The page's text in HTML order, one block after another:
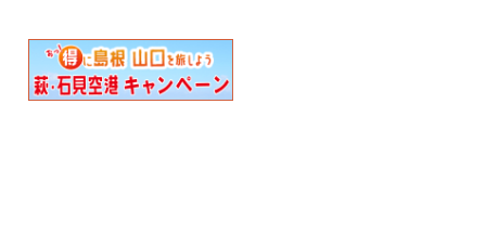
メージ映像と音楽が流れる
「星野劇…